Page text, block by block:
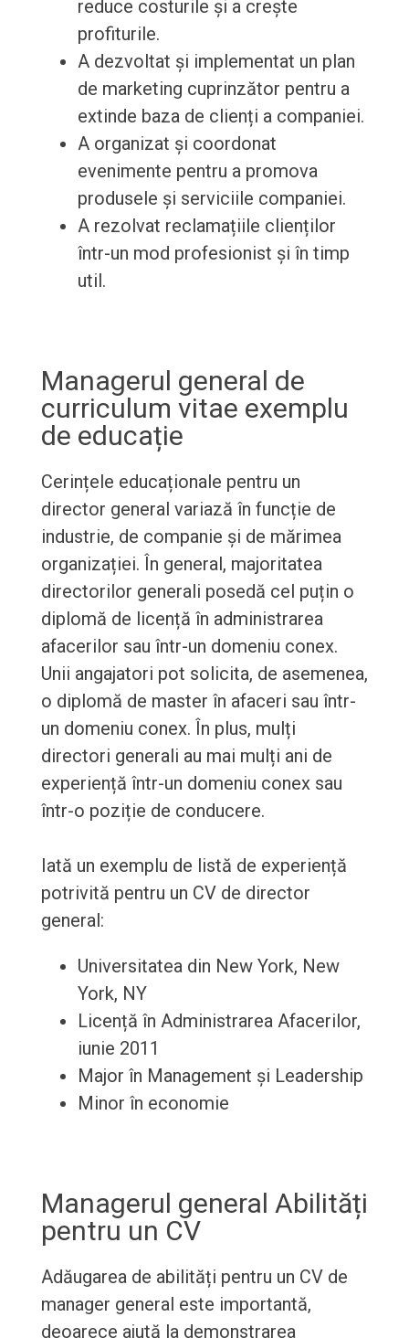
reduce costurile și a crește
profiturile.
A dezvoltat și implementat un plan
de marketing cuprinzător pentru a
extinde baza de clienți a companiei.
A organizat și coordonat
evenimente pentru a promova
produsele și serviciile companiei.
A rezolvat reclamațiile clienților
într-un mod profesionist și în timp
util.
Managerul general de
curriculum vitae exemplu
de educație
Cerințele educaționale pentru un
director general variază în funcție de
industrie, de companie și de mărimea
organizației. În general, majoritatea
directorilor generali posedă cel puțin o
diplomă de licență în administrarea
afacerilor sau într-un domeniu conex.
Unii angajatori pot solicita, de asemenea,
o diplomă de master în afaceri sau într-
un domeniu conex. În plus, mulți
directori generali au mai mulți ani de
experiență într-un domeniu conex sau
într-o poziție de conducere.
Iată un exemplu de listă de experiență
potrivită pentru un CV de director
general:
Universitatea din New York, New
York, NY
Licență în Administrarea Afacerilor,
iunie 2011
Major în Management și Leadership
Minor în economie
Managerul general Abilități
pentru un CV
Adăugarea de abilități pentru un CV de
manager general este importantă,
deoarece ajută la demonstrarea